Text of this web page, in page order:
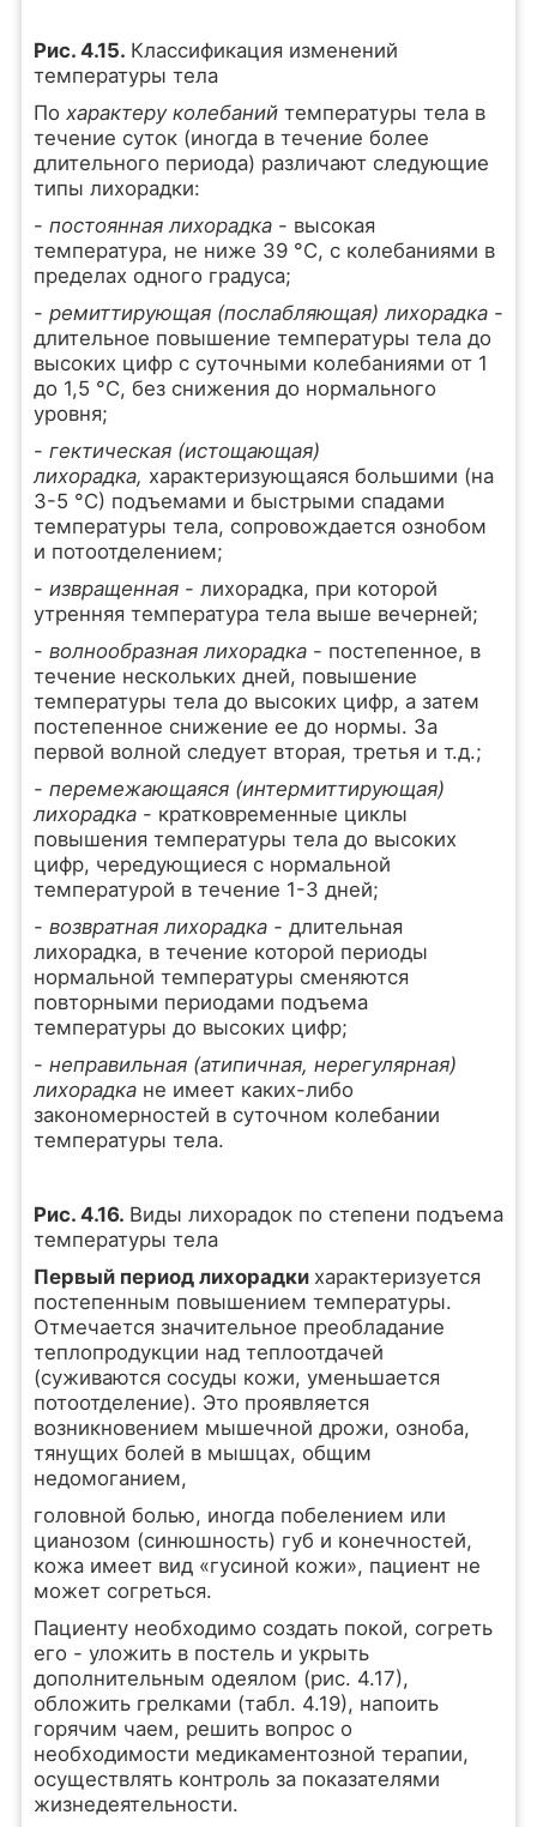
Рис. 4.15. Классификация изменений
температуры тела
По характеру колебаний температуры тела в
течение суток (иногда в течение более
длительного периода) различают следующие
типы лихорадки:
- постоянная лихорадка - высокая
температура, не ниже 39 °С, с колебаниями в
пределах одного градуса;
- ремиттирующая (послабляющая) лихорадка -
длительное повышение температуры тела до
высоких цифр с суточными колебаниями от 1
до 1,5 °С, без снижения до нормального
уровня;
- гектическая (истощающая)
лихорадка, характеризующаяся большими (на
3-5 °С) подъемами и быстрыми спадами
температуры тела, сопровождается ознобом
и потоотделением;
- извращенная - лихорадка, при которой
утренняя температура тела выше вечерней;
- волнообразная лихорадка - постепенное, в
течение нескольких дней, повышение
температуры тела до высоких цифр, а затем
постепенное снижение ее до нормы. За
первой волной следует вторая, третья и т.д.;
- перемежающаяся (интермиттирующая)
лихорадка - кратковременные циклы
повышения температуры тела до высоких
цифр, чередующиеся с нормальной
температурой в течение 1-3 дней;
- возвратная лихорадка - длительная
лихорадка, в течение которой периоды
нормальной температуры сменяются
повторными периодами подъема
температуры до высоких цифр;
- неправильная (атипичная, нерегулярная)
лихорадка не имеет каких-либо
закономерностей в суточном колебании
температуры тела.
Рис. 4.16. Виды лихорадок по степени подъема
температуры тела
Первый период лихорадки характеризуется
постепенным повышением температуры.
Отмечается значительное преобладание
теплопродукции над теплоотдачей
(суживаются сосуды кожи, уменьшается
потоотделение). Это проявляется
возникновением мышечной дрожи, озноба,
тянущих болей в мышцах, общим
недомоганием,
головной болью, иногда побелением или
цианозом (синюшность) губ и конечностей,
кожа имеет вид «гусиной кожи», пациент не
может согреться.
Пациенту необходимо создать покой, согреть
его - уложить в постель и укрыть
дополнительным одеялом (рис. 4.17),
обложить грелками (табл. 4.19), напоить
горячим чаем, решить вопрос о
необходимости медикаментозной терапии,
осуществлять контроль за показателями
жизнедеятельности.